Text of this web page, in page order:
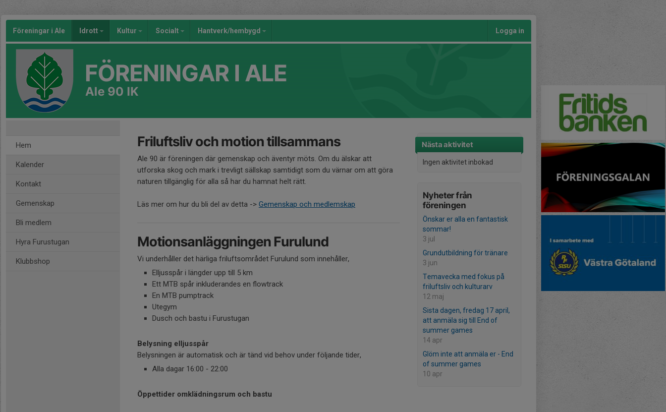
Föreningar i Ale Idrott Kultur Socialt Hantverk/hembygd Logga in
FÖRENINGAR I ALE
Ale 90 IK
Hem
Kalender
Kontakt
Gemenskap
Bli medlem
Hyra Furustugan
Klubbshop
Nästa aktivitet
Ingen aktivitet inbokad
Nyheter från
föreningen
Önskar er alla en fantastisk
sommar!
3 jul
Grundutbildning för tränare
3 jun
Temavecka med fokus på
friluftsliv och kulturarv
12 maj
Sista dagen, fredag 17 april,
att anmäla sig till End of
summer games
14 apr
Glöm inte att anmäla er - End
of summer games
10 apr
Friluftsliv och motion tillsammans
Ale 90 är föreningen där gemenskap och äventyr möts. Om du älskar att
utforska skog och mark i trevligt sällskap samtidigt som du värnar om att göra
naturen tillgänglig för alla så har du hamnat helt rätt.
Läs mer om hur du bli del av detta -> Gemenskap och medlemskap
Motionsanläggningen Furulund
Vi underhåller det härliga friluftsområdet Furulund som innehåller,
Elljusspår i längder upp till 5 km
Ett MTB spår inkluderandes en flowtrack
En MTB pumptrack
Utegym
Dusch och bastu i Furustugan
Belysning elljusspår
Belysningen är automatisk och är tänd vid behov under följande tider,
Alla dagar 16:00 - 22:00
Öppettider omklädningsrum och bastu